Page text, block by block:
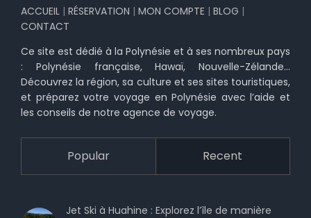
ACCUEIL | RÉSERVATION | MON COMPTE | BLOG |
CONTACT
Ce site est dédié à la Polynésie et à ses nombreux pays
: Polynésie française, Hawaï, Nouvelle-Zélande…
Découvrez la région, sa culture et ses sites touristiques,
et préparez votre voyage en Polynésie avec l’aide et
les conseils de notre agence de voyage.
Popular Recent
Jet Ski à Huahine : Explorez l’île de manière